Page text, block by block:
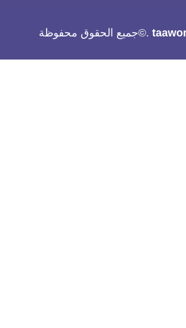
.©جميع الحقوق محفوظة